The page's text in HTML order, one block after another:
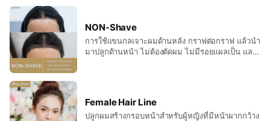
NON-Shave
การใช้แขนกลเจาะผมด้านหลัง กราฟต่อกราฟ แล้วนำ
มาปลูกด้านหน้า ไม่ต้องตัดผม ไม่มีรอยเเผลเป็น และ
Female Hair Line
ปลูกผมสร้างกรอบหน้าสำหรับผู้หญิงที่มีหน้าผากกว้าง